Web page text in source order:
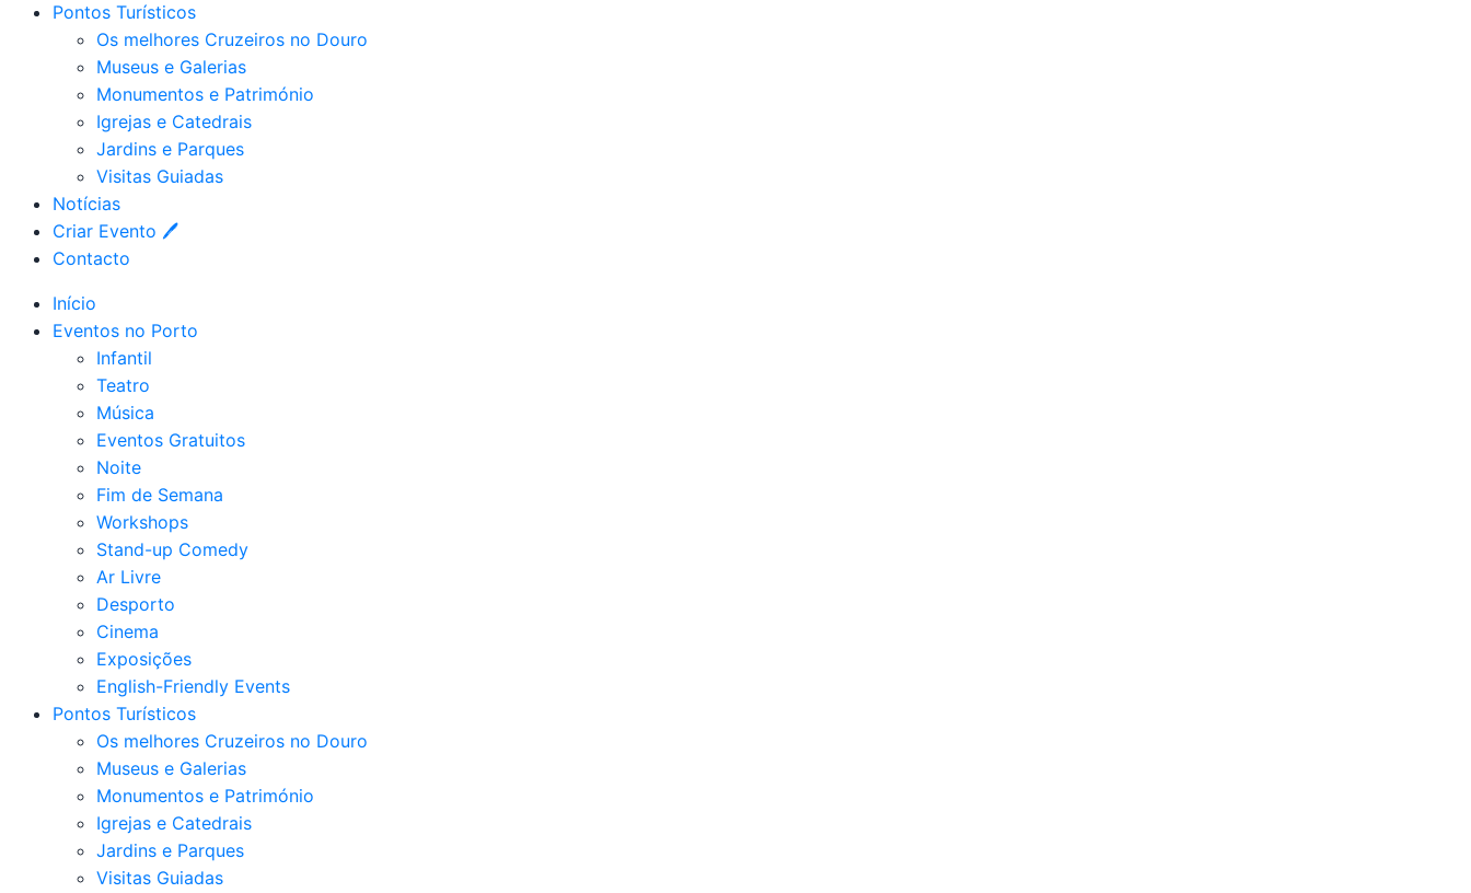
Pontos Turísticos
Os melhores Cruzeiros no Douro​
Museus e Galerias
Monumentos e Património
Igrejas e Catedrais
Jardins e Parques
Visitas Guiadas
Notícias
Criar Evento 🖊
Contacto
Início
Eventos no Porto
Infantil
Teatro
Música
Eventos Gratuitos
Noite
Fim de Semana
Workshops
Stand-up Comedy
Ar Livre
Desporto
Cinema
Exposições
English-Friendly Events
Pontos Turísticos
Os melhores Cruzeiros no Douro​
Museus e Galerias
Monumentos e Património
Igrejas e Catedrais
Jardins e Parques
Visitas Guiadas